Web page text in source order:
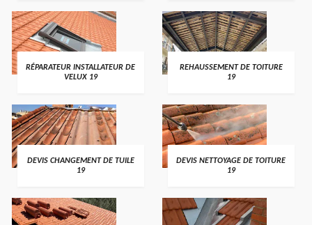
RÉPARATEUR INSTALLATEUR DE
VELUX 19
REHAUSSEMENT DE TOITURE
19
DEVIS CHANGEMENT DE TUILE
19
DEVIS NETTOYAGE DE TOITURE
19